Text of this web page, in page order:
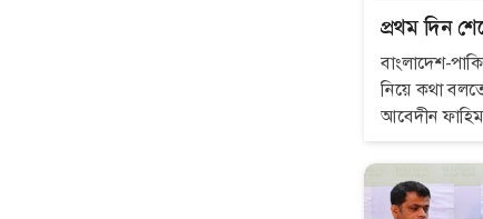
প্রথম দিন
বাংলাদেশ-
নিয়ে কথা বলতে শুভ্র.আলাপে এসেছেন
আবেদীন